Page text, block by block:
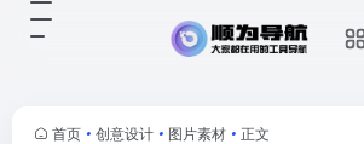
首页 • 创意设计 • 图片素材 • 正文